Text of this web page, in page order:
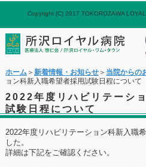
ホーム＞ 新着情報・お知らせ＞ 当院からの
ョン科新入職希望者採用試験日程について
2022年度リハビリテーシ
試験日程について
2022年度リハビリテーション科新入職
した。
詳細は下記をご確認ください。
Copyright (C) 2017 TOKOROZAWA